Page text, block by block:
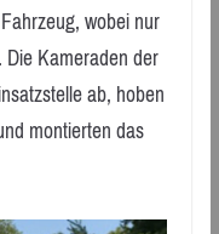
wobei nur
Kameraden der
ab, hoben
montierten das